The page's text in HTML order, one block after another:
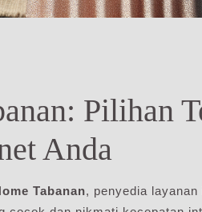
Pilihan
Anda
Tabanan, penyedia